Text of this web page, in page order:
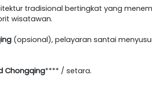
tradisional bertingkat yang
wisatawan.
(opsional), pelayaran santai
Chongqing**** / setara.